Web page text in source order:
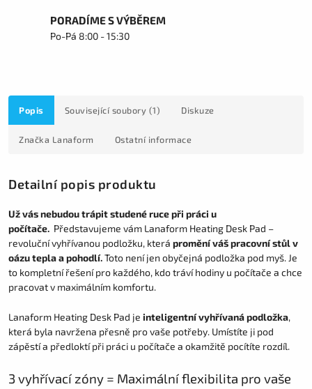
PORADÍME S VÝBĚREM
Po-Pá 8:00 - 15:30
Popis Související soubory (1) Diskuze
Značka Lanaform Ostatní informace
Detailní popis produktu
Už vás nebudou trápit studené ruce při práci u
počítače. Představujeme vám Lanaform Heating Desk Pad –
revoluční vyhřívanou podložku, která promění váš pracovní stůl v
oázu tepla a pohodlí.Toto není jen obyčejná podložka pod myš. Je
to kompletní řešení pro každého, kdo tráví hodiny u počítače a chce
pracovat v maximálním komfortu.
Lanaform Heating Desk Pad je inteligentní vyhřívaná podložka,
která byla navržena přesně pro vaše potřeby. Umístíte ji pod
zápěstí a předloktí při práci u počítače a okamžitě pocítíte rozdíl.
3 vyhřívací zóny = Maximální flexibilita pro vaše